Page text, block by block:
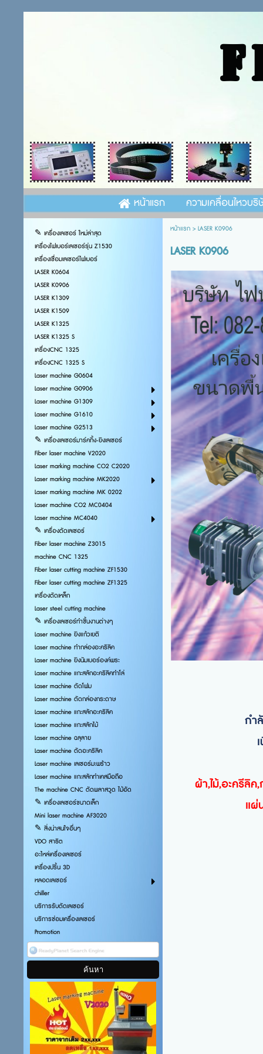
หน้าแรก ความเคลื่อนไหวบริ
✎ เครื่องเลเซอร์ ใหม่ล่าสุด
เครื่องไฟเบอร์เลเซอร์รุ่น Z1530
เครื่องเชื่อมเลเซอร์ไฟเบอร์
LASER K0604
LASER K0906
LASER K1309
LASER K1509
LASER K1325
LASER K1325 S
เครื่องCNC 1325
เครื่องCNC 1325 S
Laser machine G0604
Laser machine G0906
Laser machine G1309
Laser machine G1610
Laser machine G2513
✎ เครื่องเลเซอร์มาร์คกิ้ง-ยิงเลเซอร์
Fiber laser machine V2020
Laser marking machine CO2 C2020
Laser marking machine MK2020
Laser marking machine MK 0202
Laser machine CO2 MC0404
Laser machine MC4040
✎ เครื่องตัดเลเซอร์
Fiber laser machine Z3015
machine CNC 1325
Fiber laser cutting machine ZF1530
Fiber laser cutting machine ZF1325
เครื่องตัดเหล็ก
Laser steel cutting machine
✎ เครื่องเลเซอร์ทำชิ้นงานต่างๆ
Laser machine ยิงแก้วเยติ
Laser machine ทำกล่องอะคริลิค
Laser machine ยิงนัมเบอร์องค์พระ
Laser machine แกะสลักอะคริลิคทำโล่
Laser machine ตัดโฟม
Laser machine ตัดกล่องกระดาษ
Laser machine แกะสลักอะคริลิค
Laser machine แกะสลักไม้
Laser machine ฉลุลาย
Laser machine ตัดอะคริลิค
Laser machine เลเซอร์มะพร้าว
Laser machine แกะสลักทำเคสมือถือ
The machine CNC ตัดพลาสวูด ไม้อัด
✎ เครื่องเลเซอร์ขนาดเล็ก
Mini laser machine AF3020
✎ สิ่งน่าสนใจอื่นๆ
VDO สาธิต
อะไหล่เครื่องเลเซอร์
เครื่องปริ้น 3D
หลอดเลเซอร์
chiller
บริการรับตัดเลเซอร์
บริการซ่อมเครื่องเลเซอร์
Promotion
หน้าแรก> LASER K0906
LASER K0906
กำ
ผ้า,ไม้,อะครีลิ
แผ่